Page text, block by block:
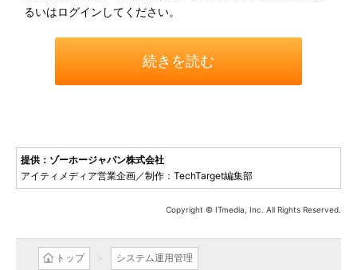
るいはログインしてください。
続きを読む
提供：ゾーホージャパン株式会社
アイティメディア営業企画／制作：TechTarget編集部
Copyright © ITmedia, Inc. All Rights Reserved.
トップ システム運用管理